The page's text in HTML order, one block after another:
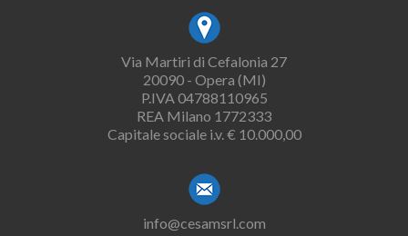
Via Martiri di Cefalonia 27
20090 - Opera (MI)
P.IVA 04788110965
REA Milano 1772333
Capitale sociale i.v. € 10.000,00
info@cesamsrl.com